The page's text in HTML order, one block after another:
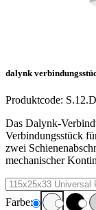
dalynk
Produktcode:
Das Dalynk-
Verbindungsstück
zwei
mechanischer
Farbe: